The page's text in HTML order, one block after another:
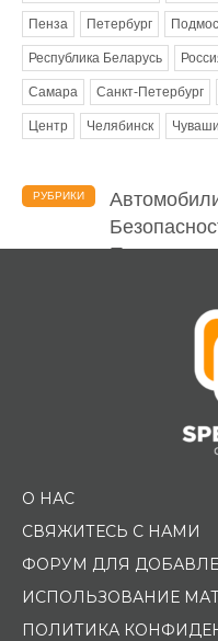
Пенза Петербург
Республика Беларусь
Самара Санкт-Петербург
Центр Челябинск
РУБРИКИ
Помощь
О НАС
СВЯЖИТЕСЬ С НАМИ
ФОРУМ ДЛЯ
ИСПОЛЬЗОВАНИЕ
ПОЛИТИКА